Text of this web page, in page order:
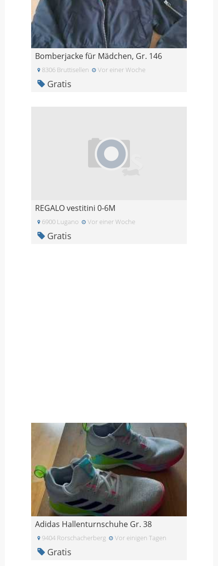
Bomberjacke für Mädchen, Gr. 146
8306 Bruttisellen Vor einer Woche
Gratis
REGALO vestitini 0-6M
6900 Lugano Vor einer Woche
Gratis
Adidas Hallenturnschuhe Gr. 38
9404 Rorschacherberg Vor einigen Tagen
Gratis